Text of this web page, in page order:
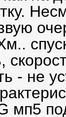
- не
мп5